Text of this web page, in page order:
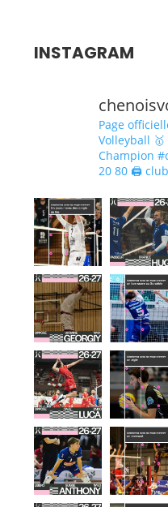
INSTAGRAM
Page
Volleyball
Champion
20 80 🖨